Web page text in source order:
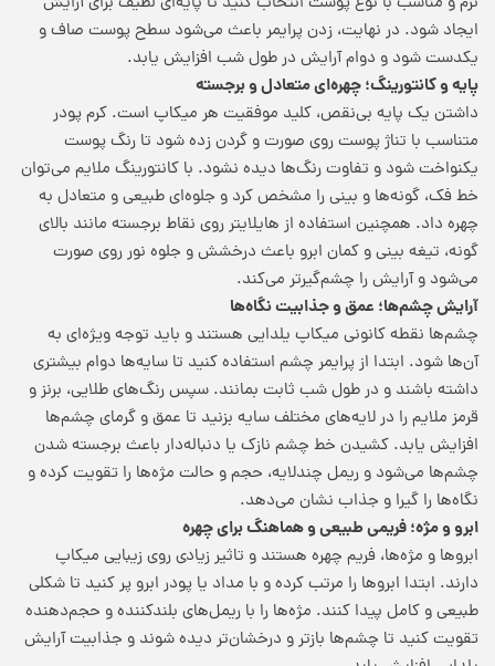
ایجاد شود. در نهایت، زدن پرایمر باعث می‌شود سطح پوست صاف و
یکدست شود و دوام آرایش در طول شب افزایش یابد.
پایه و کانتورینگ؛ چهره‌ای متعادل و برجسته
داشتن یک پایه بی‌نقص، کلید موفقیت هر میکاپ است. کرم پودر
متناسب با تناژ پوست روی صورت و گردن زده شود تا رنگ پوست
یکنواخت شود و تفاوت رنگ‌ها دیده نشود. با کانتورینگ ملایم می‌توان
خط فک، گونه‌ها و بینی را مشخص کرد و جلوه‌ای طبیعی و متعادل به
چهره داد. همچنین استفاده از هایلایتر روی نقاط برجسته مانند بالای
گونه، تیغه بینی و کمان ابرو باعث درخشش و جلوه نور روی صورت
می‌شود و آرایش را چشم‌گیرتر می‌کند.
آرایش چشم‌ها؛ عمق و جذابیت نگاه‌ها
چشم‌ها نقطه کانونی میکاپ یلدایی هستند و باید توجه ویژه‌ای به
آن‌ها شود. ابتدا از پرایمر چشم استفاده کنید تا سایه‌ها دوام بیشتری
داشته باشند و در طول شب ثابت بمانند. سپس رنگ‌های طلایی، برنز و
قرمز ملایم را در لایه‌های مختلف سایه بزنید تا عمق و گرمای چشم‌ها
افزایش یابد. کشیدن خط چشم نازک یا دنباله‌دار باعث برجسته شدن
چشم‌ها می‌شود و ریمل چندلایه، حجم و حالت مژه‌ها را تقویت کرده و
نگاه‌ها را گیرا و جذاب نشان می‌دهد.
ابرو و مژه؛ فریمی طبیعی و هماهنگ برای چهره
ابروها و مژه‌ها، فریم چهره هستند و تاثیر زیادی روی زیبایی میکاپ
دارند. ابتدا ابروها را مرتب کرده و با مداد یا پودر ابرو پر کنید تا شکلی
طبیعی و کامل پیدا کنند. مژه‌ها را با ریمل‌های بلندکننده و حجم‌دهنده
تقویت کنید تا چشم‌ها بازتر و درخشان‌تر دیده شوند و جذابیت آرایش